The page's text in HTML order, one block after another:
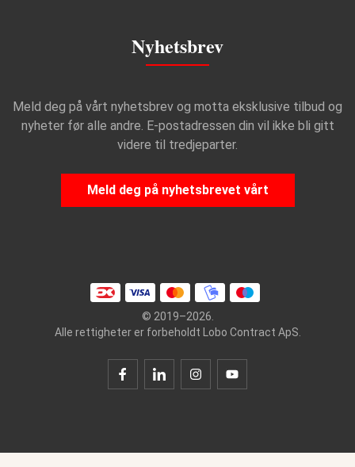
Nyhetsbrev
Meld deg på vårt nyhetsbrev og motta eksklusive tilbud og
nyheter før alle andre. E-postadressen din vil ikke bli gitt
videre til tredjeparter.
Meld deg på nyhetsbrevet vårt
© 2019–2026.
Alle rettigheter er forbeholdt Lobo Contract ApS.